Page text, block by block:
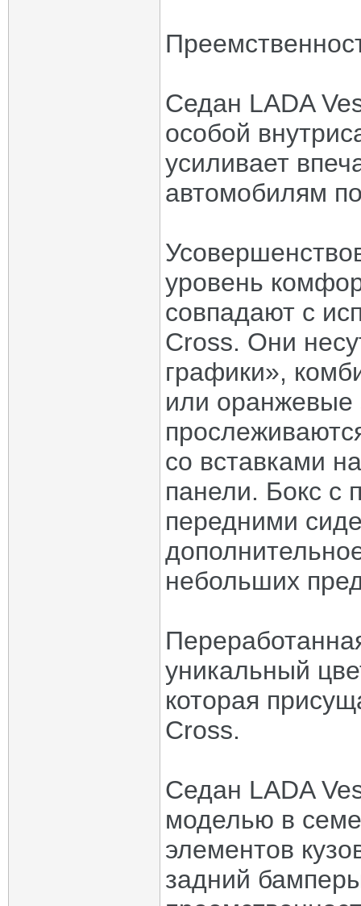
Седан LADA
особой
усиливает
автомобилям
уровень
совпадают с
Cross. Они
графики»,
или оранжевые
со вставками
панели. Бокс с
передними
небольших
уникальный
которая
Cross.
Седан LADA
моделью в
элементов
задний